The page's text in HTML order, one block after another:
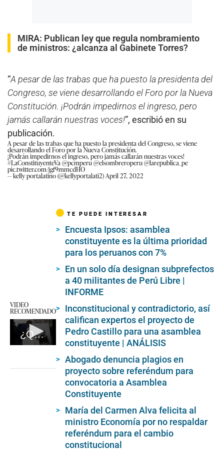
MIRA: Publican ley que regula nombramiento
de ministros: ¿alcanza al Gabinete Torres?
“A pesar de las trabas que ha puesto la presidenta del
Congreso, se viene desarrollando el Foro por la Nueva
Constitución. ¡Podrán impedirnos el ingreso, pero
jamás callarán nuestras voces!”, escribió en su
publicación.
A pesar de las trabas que ha puesto la presidenta del Congreso, se viene
desarrollando el Foro por la Nueva Constitución.
¡Podrán impedirnos el ingreso, pero jamás callarán nuestras voces!
#LaConstituyenteVa@pcmperu@elsombreroperu@larepublica_pe
pic.twitter.com/jgf9mmcdHO
— kelly portalatino (@kellyportalati2)April 27, 2022
VIDEO
RECOMENDADO
¿Qué Exministros De Pedro Castillo Volvieron Al Ejecutivo Con Otro Cargo #VideosEC
TE PUEDE INTERESAR
Encuesta Ipsos: asamblea
constituyente es la última prioridad
para los peruanos con 7%
En un solo día designan subprefectos
a 40 militantes de Perú Libre |
INFORME
Inconstitucional y contradictorio, así
califican expertos el proyecto de
Pedro Castillo para una asamblea
constituyente | ANÁLISIS
Abogado denuncia plagios en
proyecto sobre referéndum para
convocatoria a Asamblea
Constituyente
María del Carmen Alva felicita al
ministro Economía por no respaldar
referéndum para el cambio
constitucional